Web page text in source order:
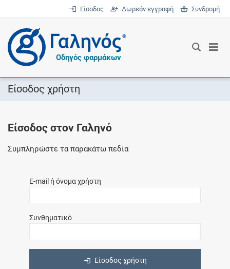
Είσοδος Δωρεάν εγγραφή Συνδρομή
®
Οδηγός φαρμάκων
Είσοδος χρήστη
Είσοδος στον Γαληνό
Συμπληρώστε τα παρακάτω πεδία
E-mail ή όνομα χρήστη
Συνθηματικό
Είσοδος χρήστη